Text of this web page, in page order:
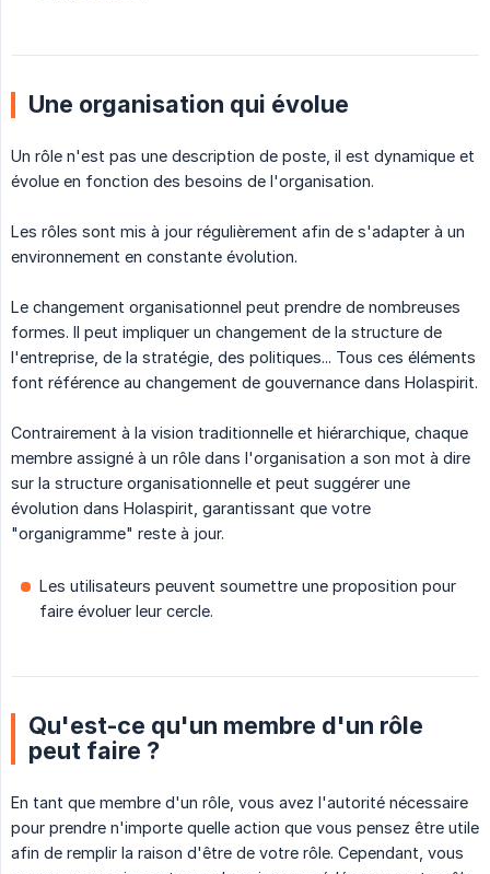
Une organisation qui évolue
Un rôle n'est pas une description de poste, il est dynamique et
évolue en fonction des besoins de l'organisation.
Les rôles sont mis à jour régulièrement afin de s'adapter à un
environnement en constante évolution.
Le changement organisationnel peut prendre de nombreuses
formes. Il peut impliquer un changement de la structure de
l'entreprise, de la stratégie, des politiques... Tous ces éléments
font référence au changement de gouvernance dans Holaspirit.
Contrairement à la vision traditionnelle et hiérarchique, chaque
membre assigné à un rôle dans l'organisation a son mot à dire
sur la structure organisationnelle et peut suggérer une
évolution dans Holaspirit, garantissant que votre
"organigramme" reste à jour.
Les utilisateurs peuvent soumettre une proposition pour
faire évoluer leur cercle.
Qu'est-ce qu'un membre d'un rôle
peut faire ?
En tant que membre d'un rôle, vous avez l'autorité nécessaire
pour prendre n'importe quelle action que vous pensez être utile
afin de remplir la raison d'être de votre rôle. Cependant, vous